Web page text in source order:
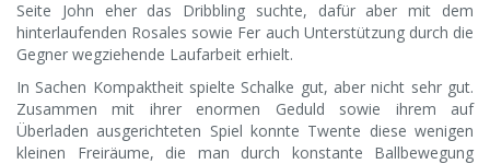
Seite John eher das Dribbling suchte, dafür aber mit dem
hinterlaufenden Rosales sowie Fer auch Unterstützung durch die
Gegner wegziehende Laufarbeit erhielt.
In Sachen Kompaktheit spielte Schalke gut, aber nicht sehr gut.
Zusammen mit ihrer enormen Geduld sowie ihrem auf
Überladen ausgerichteten Spiel konnte Twente diese wenigen
kleinen Freiräume, die man durch konstante Ballbewegung